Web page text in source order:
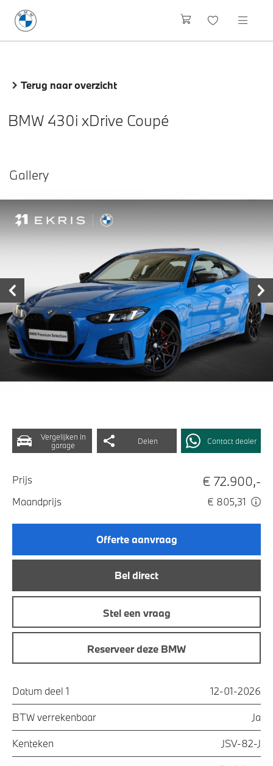
Terug naar overzicht
BMW 430i xDrive Coupé
Vergelijken in
garage
Delen Contact dealer
Prijs € 72.900,-
Maandprijs € 805,31
Offerte aanvraag
Bel direct
Stel een vraag
Reserveer deze BMW
Datum deel 1 12-01-2026
BTW verrekenbaar Ja
Kenteken JSV-82-J
Gallery